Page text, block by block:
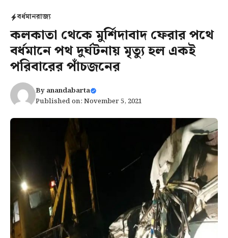
বর্ধমানরাজ্য
কলকাতা থেকে মুর্শিদাবাদ ফেরার পথে
বর্ধমানে পথ দুর্ঘটনায় মৃত্যু হল একই
পরিবারের পাঁচজনের
Byanandabarta
Published on: November 5, 2021